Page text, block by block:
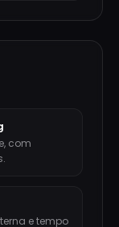
com
e tempo